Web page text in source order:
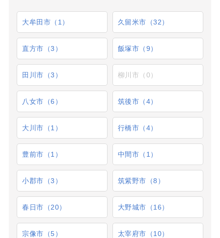
大牟田市（1） 久留米市（32）
直方市（3） 飯塚市（9）
田川市（3） 柳川市（0）
八女市（6） 筑後市（4）
大川市（1） 行橋市（4）
豊前市（1） 中間市（1）
小郡市（3） 筑紫野市（8）
春日市（20） 大野城市（16）
宗像市（5） 太宰府市（10）